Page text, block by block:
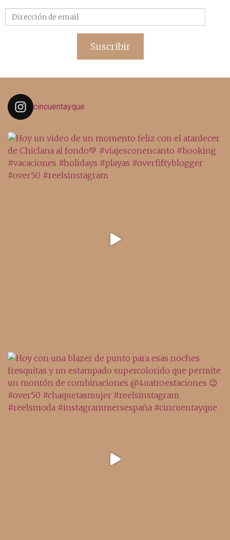
de
Suscribir
cincuentayque